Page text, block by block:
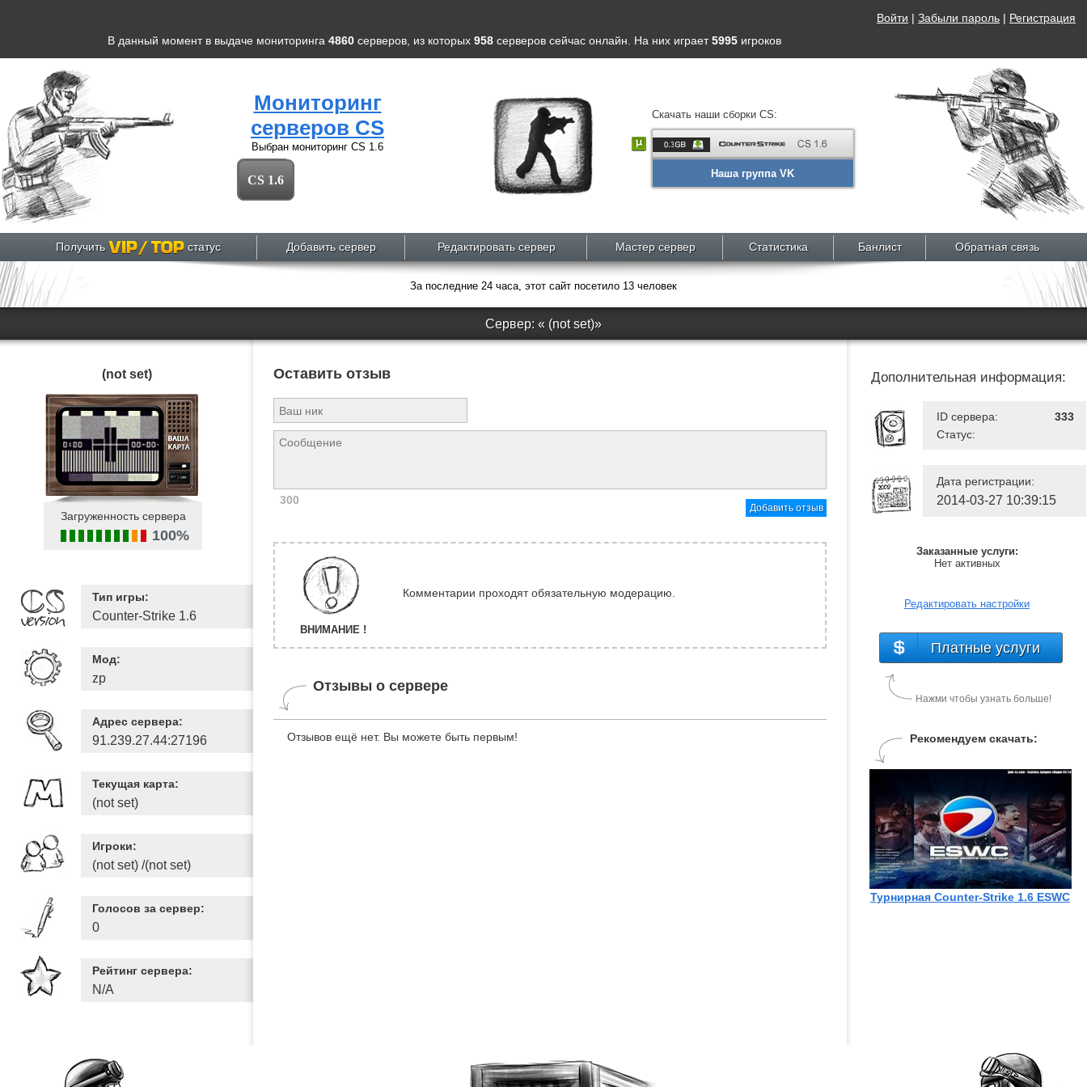
Войти | Забыли пароль | Регистрация
В данный момент в выдаче мониторинга 4860 серверов, из которых 958 серверовсейчас онлайн. На них играет5995 игроков
Мониторинг
серверов CS
Выбран мониторинг CS 1.6
CS 1.6
Скачать наши сборки CS:
Наша группа VK
Получить статус Добавить сервер Редактировать сервер Мастер сервер Статистика Банлист Обратная связь
За последние 24 часа, этот сайт посетило 13 человек
Сервер: « (not set)»
(not set)
Загруженность сервера
100%
Тип игры:
Counter-Strike 1.6
Мод:
zp
Адрес сервера:
91.239.27.44:27196
Текущая карта:
(not set)
Игроки:
(not set) /(not set)
Голосов за сервер:
0
Рейтинг сервера:
N/A
Оставить отзыв
300
Добавить отзыв
ВНИМАНИЕ !
Комментарии проходят обязательную модерацию.
Отзывы о сервере
Отзывов ещё нет. Вы можете быть первым!
Дополнительная информация:
ID сервера:
333
Статус:
Дата регистрации:
2014-03-27 10:39:15
Заказанные услуги:
Нет активных
Редактировать настройки
Платные услуги
Нажми чтобы узнать больше!
Рекомендуем скачать:
Турнирная Counter-Strike 1.6 ESWC